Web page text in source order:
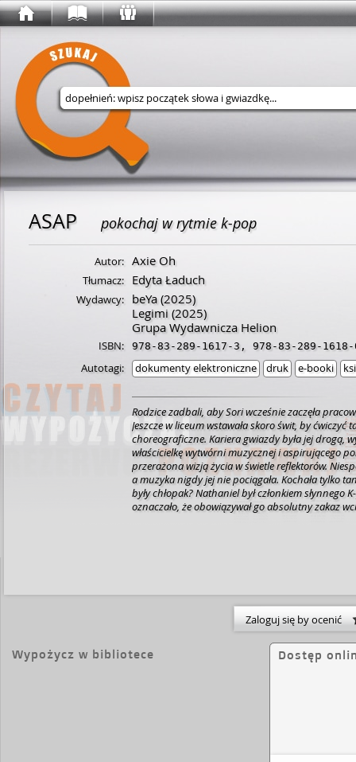
Wyszukaj w serwisie
ASAP pokochaj w rytmie k-pop
Autor: Axie Oh
Tłumacz: Edyta Ładuch
Wydawcy: beYa(2025)
Legimi (2025)
Grupa Wydawnicza Helion
ISBN: 978-83-289-1617-3 , 978-83-289-1618-
Autotagi: dokumenty elektroniczne druk e-booki
Rodzice zadbali, aby Sori wcześnie zaczęła
Jeszcze w liceum wstawała skoro świt, by ćwiczyć
choreograficzne. Kariera gwiazdy była jej drogą,
właścicielkę wytwórni muzycznej i aspirującego
przerażona wizją życia w świetle reflektorów.
a muzyka nigdy jej nie pociągała. Kochała tylko
były chłopak?Nathaniel był członkiem słynnego
oznaczało, że obowiązywał go absolutny zakaz
Miłość: Co dla niej poświęcisz? Co zaryzykujesz?
powyżej piętnastego roku życia.
Zaloguj się by ocenić
Wypożycz w bibliotece Dostęp